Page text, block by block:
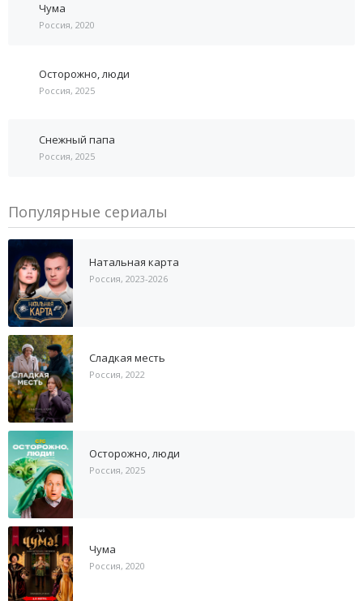
Чума
Россия, 2020
Осторожно, люди
Россия, 2025
Снежный папа
Россия, 2025
Популярные сериалы
Натальная карта
Россия, 2023-2026
Сладкая месть
Россия, 2022
Осторожно, люди
Россия, 2025
Чума
Россия, 2020